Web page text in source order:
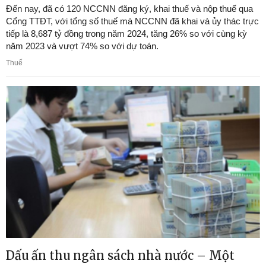
Đến nay, đã có 120 NCCNN đăng ký, khai thuế và nộp thuế qua
Cổng TTĐT, với tổng số thuế mà NCCNN đã khai và ủy thác trực
tiếp là 8,687 tỷ đồng trong năm 2024, tăng 26% so với cùng kỳ
năm 2023 và vượt 74% so với dự toán.
Thuế
Dấu ấn thu ngân sách nhà nước – Một